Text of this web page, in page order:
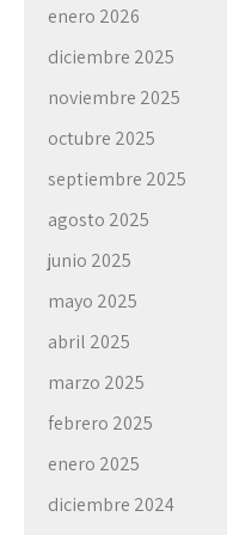
enero 2026
diciembre 2025
noviembre 2025
octubre 2025
septiembre 2025
agosto 2025
junio 2025
mayo 2025
abril 2025
marzo 2025
febrero 2025
enero 2025
diciembre 2024